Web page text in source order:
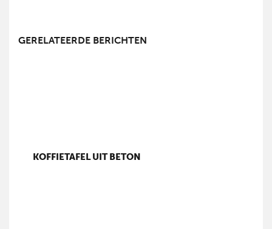
GERELATEERDE BERICHTEN
KOFFIETAFEL UIT BETON